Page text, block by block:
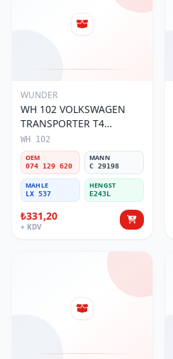
WUNDER
WH 102 VOLKSWAGEN
TRANSPORTER T4
(SÜNGERSiZ) 074 129 620
Hava Filtresi
WH 102
OEM
074 129 620
MANN
C 29198
MAHLE
LX 537
HENGST
E243L
₺331,20
+ KDV